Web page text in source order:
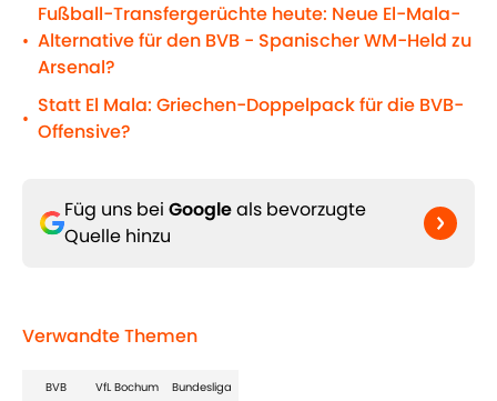
•
Fußball-Transfergerüchte heute: Neue El-Mala-
Alternative für den BVB - Spanischer WM-Held zu
Arsenal?
•
Statt El Mala: Griechen-Doppelpack für die BVB-
Offensive?
Füg uns bei Googleals bevorzugte
Quelle hinzu
Verwandte Themen
BVB VfL Bochum Bundesliga